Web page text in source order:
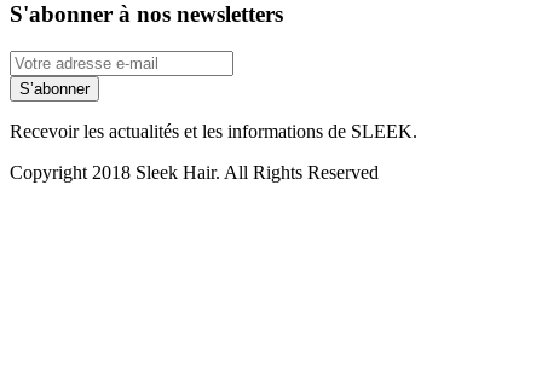
S'abonner à nos newsletters
S’abonner
Recevoir les actualités et les informations de SLEEK.
Copyright 2018 Sleek Hair. All Rights Reserved